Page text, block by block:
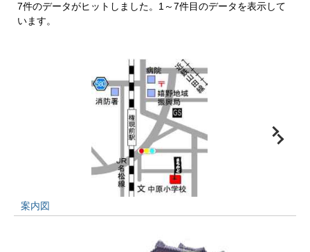
7件のデータがヒットしました。1～7件目のデータを表示して
います。
案内図